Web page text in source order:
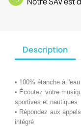
Description
• 100% étanche à
• Écoutez votre
sportives et nautiques
• Répondez aux
intégré